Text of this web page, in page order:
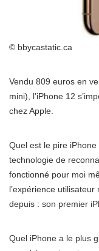
© bbycastatic.ca
Vendu 809 euros en
mini), l’iPhone 12
chez Apple.
Quel est le pire
technologie de
fonctionné pour moi
l’expérience
depuis : son premier
Quel iPhone a le plus